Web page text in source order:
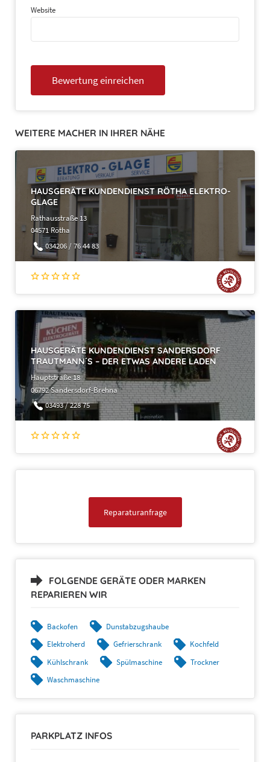
Website
WEITERE MACHER IN IHRER NÄHE
HAUSGERÄTE KUNDENDIENST RÖTHA ELEKTRO-
GLAGE
Rathausstraße 13
04571 Rötha
034206 / 76 44 83
HAUSGERÄTE KUNDENDIENST SANDERSDORF
TRAUTMANN´S – DER ETWAS ANDERE LADEN
Hauptstraße 18
06792 Sandersdorf-Brehna
03493 / 228 75
Reparaturanfrage
FOLGENDE GERÄTE ODER MARKEN
REPARIEREN WIR
Backofen
Dunstabzugshaube
Elektroherd
Gefrierschrank
Kochfeld
Kühlschrank
Spülmaschine
Trockner
Waschmaschine
PARKPLATZ INFOS